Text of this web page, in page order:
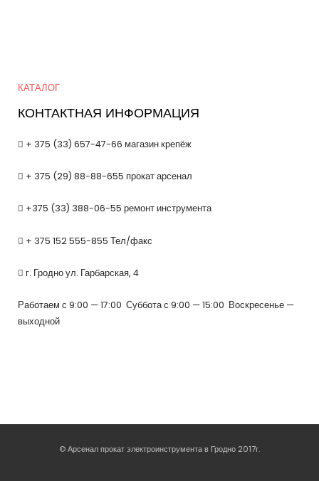
КАТАЛОГ
КОНТАКТНАЯ ИНФОРМАЦИЯ
+ 375 (33) 657-47-66 магазин крепёж
+ 375 (29) 88-88-655 прокат арсенал
+375 (33) 388-06-55 ремонт инструмента
+ 375 152 555-855 Тел/факс
г. Гродно ул. Гарбарская, 4
Работаем с 9:00 — 17:00 Суббота с 9:00 — 15:00 Воскресенье —
выходной
© Арсенал прокат электроинструмента в Гродно 2017г.